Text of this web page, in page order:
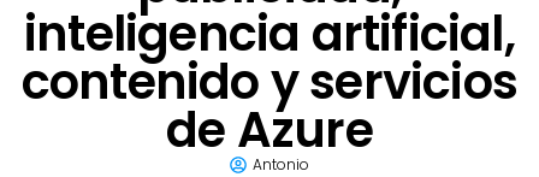
inteligencia artificial,
contenido y servicios
de Azure
Antonio